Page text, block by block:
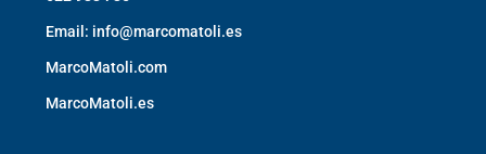
Email: info@marcomatoli.es
MarcoMatoli.com
MarcoMatoli.es